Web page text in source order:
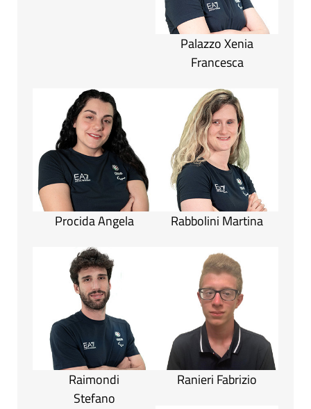
Palazzo Xenia
Francesca
Procida Angela Rabbolini Martina
Raimondi
Stefano
Ranieri Fabrizio